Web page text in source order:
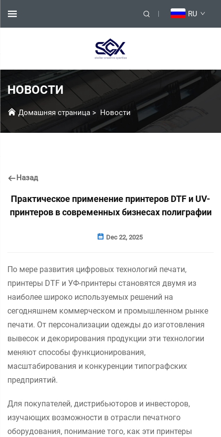
RU
НОВОСТИ
Домашняя страница > Новости
Назад
Практическое применение принтеров DTF и UV-
принтеров в современных бизнесах полиграфии
Dec 22, 2025
По мере развития цифровых технологий печати,
принтеры DTF и УФ-принтеры становятся двумя из
наиболее широко используемых решений на
сегодняшнем коммерческом и промышленном рынке
печати. От персонализации одежды до изготовления
вывесок и декорирования продукции эти технологии
меняют способы функционирования,
масштабирования и конкуренции типографских
предприятий.
Для покупателей, дистрибьюторов и инвесторов,
изучающих возможности в отрасли печатного
оборудования, понимание того, как эти принтеры